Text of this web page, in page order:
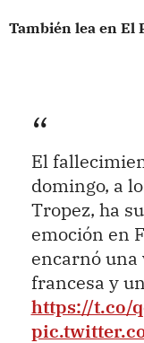
También lea en El
El
domingo, a
Tropez, ha
emoción en
encarnó una
francesa y
https://t.co/